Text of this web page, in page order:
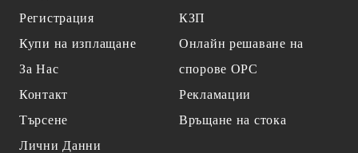
Регистрация
Купи на изплащане
За Нас
Контакт
Търсене
Лични Данни
КЗП
Онлайн решаване на
спорове OPC
Рекламации
Връщане на стока